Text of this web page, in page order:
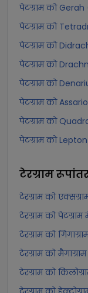
पेटग्राम को
पेटग्राम को
पेटग्राम को
पेटग्राम को
पेटग्राम को
पेटग्राम को
पेटग्राम को
पेटग्राम को
टेरग्राम
टेरग्राम को
टेरग्राम को
टेरग्राम को
टेरग्राम को
टेरग्राम को